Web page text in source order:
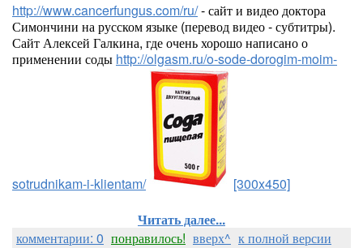
http://www.cancerfungus.com/ru/- сайт и видео доктора
Симончини на русском языке (перевод видео - субтитры).
Сайт Алексей Галкина, где очень хорошо написано о
применении соды http://olgasm.ru/o-sode-dorogim-moim-
sotrudnikam-i-klientam/
[300x450]
Читать далее...
комментарии: 0 понравилось! вверх^ к полной версии